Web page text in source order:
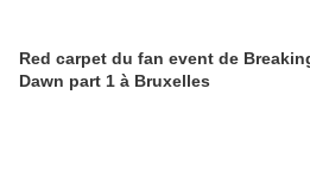
Red carpet du fan event de
Dawn part 1 à Bruxelles